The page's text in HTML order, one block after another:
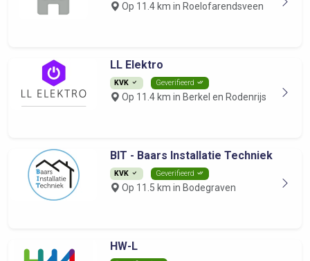
Op 11.4 km in Roelofarendsveen
LL Elektro
KVK Geverifieerd
Op 11.4 km in Berkel en Rodenrijs
BIT - Baars Installatie Techniek
KVK Geverifieerd
Op 11.5 km in Bodegraven
HW-L